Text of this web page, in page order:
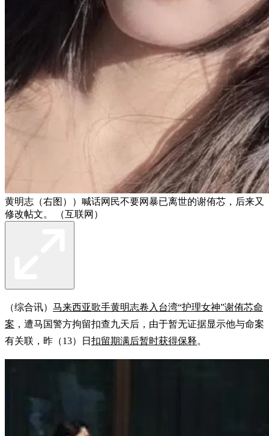
黄明志（右图））喊话网民不要网暴已离世的谢侑芯，后来又
修改帖文。 （互联网）
（综合讯） 马来西亚歌手黄明志卷入台湾“护理女神”谢侑芯命
案 ，遭马国警方拘留扣查九天后，由于暂无证据显示他与命案
有关联，昨（13）日 扣留期满后暂时获得保释。